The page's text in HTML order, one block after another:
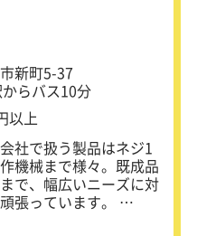
新町5-37
らバス10分
以上
社で扱う製品はネジ1
機械まで様々。既成品
で、幅広いニーズに対
張っています。